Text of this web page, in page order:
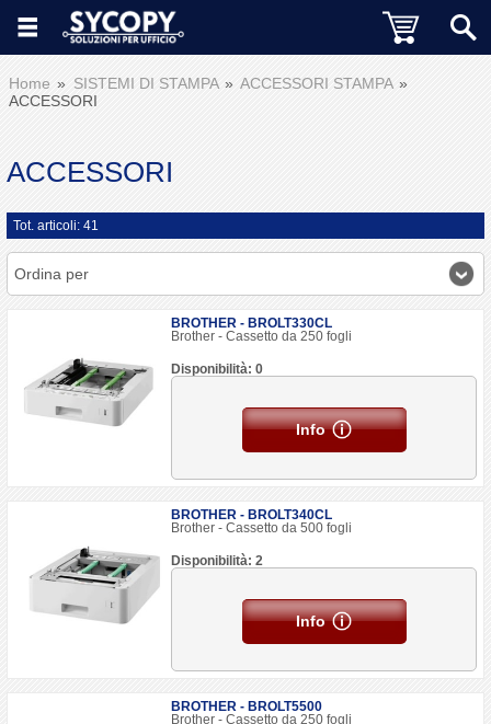
Home SISTEMI DI STAMPA
ACCESSORI STAMPA
ACCESSORI
ACCESSORI
Tot. articoli: 41
Ordina per
BROTHER - BROLT330CL
Brother - Cassetto da 250 fogli
Disponibilità: 0
Info
BROTHER - BROLT340CL
Brother - Cassetto da 500 fogli
Disponibilità: 2
Info
BROTHER - BROLT5500
Brother - Cassetto da 250 fogli